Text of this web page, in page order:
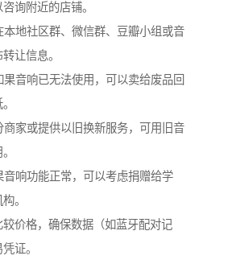
询附近的店铺。
本地社区群、微信群、豆瓣小组或音
让信息。
音响已无法使用，可以卖给废品回
商家或提供以旧换新服务，可用旧音
音响功能正常，可以考虑捐赠给学
。
价格，确保数据（如蓝牙配对记
证。